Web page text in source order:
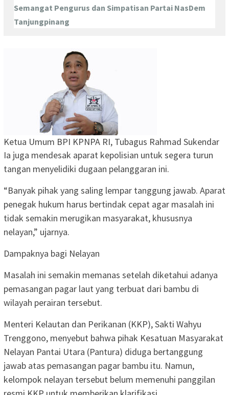
Semangat Pengurus dan Simpatisan Partai NasDem
Tanjungpinang
Ketua Umum BPI KPNPA RI, Tubagus Rahmad Sukendar
Ia juga mendesak aparat kepolisian untuk segera turun
tangan menyelidiki dugaan pelanggaran ini.
“Banyak pihak yang saling lempar tanggung jawab. Aparat
penegak hukum harus bertindak cepat agar masalah ini
tidak semakin merugikan masyarakat, khususnya
nelayan,” ujarnya.
Dampaknya bagi Nelayan
Masalah ini semakin memanas setelah diketahui adanya
pemasangan pagar laut yang terbuat dari bambu di
wilayah perairan tersebut.
Menteri Kelautan dan Perikanan (KKP), Sakti Wahyu
Trenggono, menyebut bahwa pihak Kesatuan Masyarakat
Nelayan Pantai Utara (Pantura) diduga bertanggung
jawab atas pemasangan pagar bambu itu. Namun,
kelompok nelayan tersebut belum memenuhi panggilan